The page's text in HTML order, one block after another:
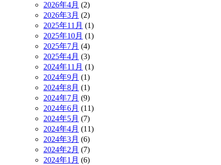
2026年4月 (2)
2026年3月 (2)
2025年11月 (1)
2025年10月 (1)
2025年7月 (4)
2025年4月 (3)
2024年11月 (1)
2024年9月 (1)
2024年8月 (1)
2024年7月 (9)
2024年6月 (11)
2024年5月 (7)
2024年4月 (11)
2024年3月 (6)
2024年2月 (7)
2024年1月 (6)